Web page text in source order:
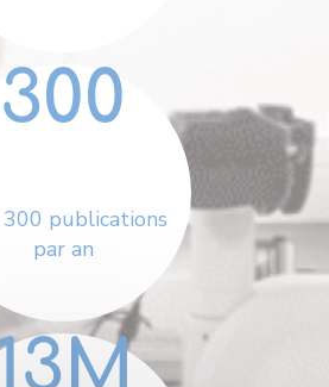
publications
par an
300
M